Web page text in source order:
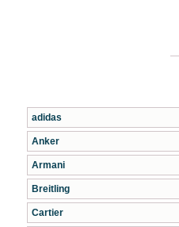
adidas
Anker
Armani
Breitling
Cartier